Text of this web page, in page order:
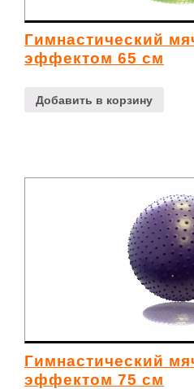
Гимнастический
эффектом 65 см
Добавить в корзину
Гимнастический
эффектом 75 см